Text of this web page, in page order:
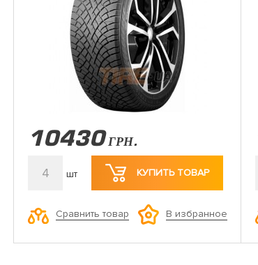
10430 ГРН.
4 шт КУПИТЬ ТОВАР
Сравнить товар В избранное